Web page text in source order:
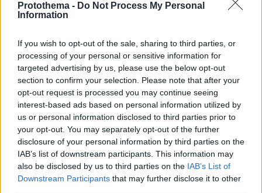
Protothema - Do Not Process My Personal
Information
If you wish to opt-out of the sale, sharing to third parties, or
processing of your personal or sensitive information for
targeted advertising by us, please use the below opt-out
section to confirm your selection. Please note that after your
opt-out request is processed you may continue seeing
interest-based ads based on personal information utilized by
us or personal information disclosed to third parties prior to
your opt-out. You may separately opt-out of the further
disclosure of your personal information by third parties on the
IAB’s list of downstream participants. This information may
also be disclosed by us to third parties on the IAB’s List of
Downstream Participants that may further disclose it to other
Μαρία Δήμητρα Κολυμπάρη: Ο χορός, η σχέση της με τη
μαγειρική και η κακοποιητική σχέση - «Πήγα στη ΓΑΔΑ
γιατί φοβόμουν για τη ζωή μου»
Ζω ακόμα με τον φόβο, ήταν μια σχέση χειριστική,
πρόσθεσε η χορεύτρια
06.07.2025, 12:34 27